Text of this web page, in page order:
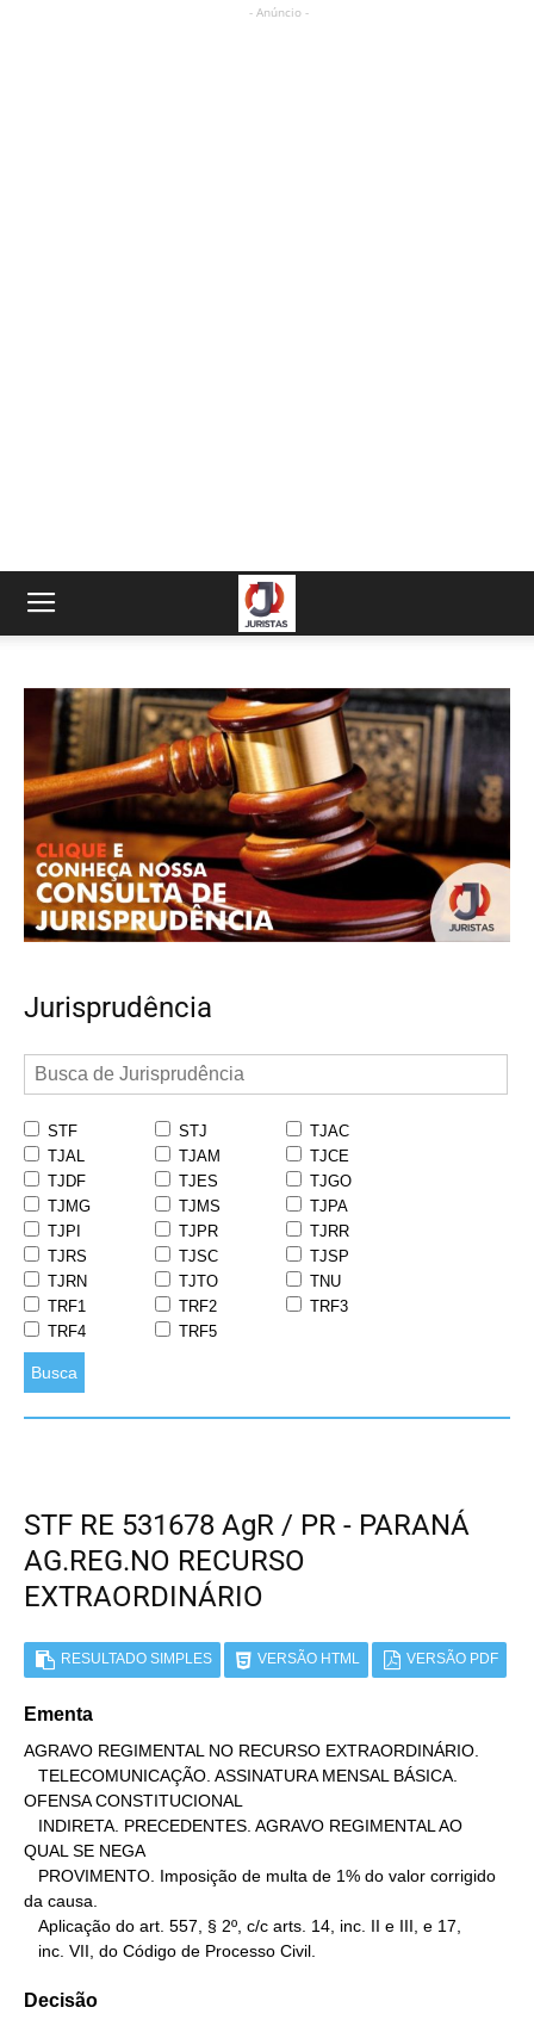
- Anúncio -
Jurisprudência
STF STJ
TJAC
TJAL
TJAM
TJCE
TJDF
TJES
TJGO
TJMG
TJMS
TJPA
TJPI
TJPR
TJRR
TJRS
TJSC
TJSP
TJRN
TJTO
TNU
TRF1
TRF2
TRF3
TRF4
TRF5
Busca
STF RE 531678 AgR / PR - PARANÁ
AG.REG.NO RECURSO
EXTRAORDINÁRIO
RESULTADO SIMPLES VERSÃO HTML VERSÃO PDF
Ementa
AGRAVO REGIMENTAL NO RECURSO EXTRAORDINÁRIO.
OFENSA CONSTITUCIONAL
QUAL SE NEGA
da causa.
   inc. VII, do Código de Processo Civil.
Decisão